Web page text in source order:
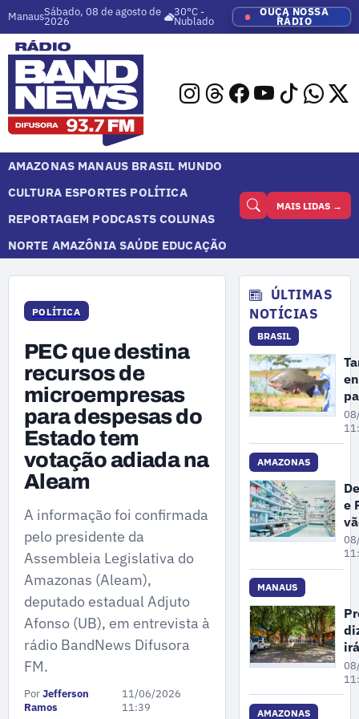
ManausSábado, 08 de agosto de
2026
30°C -
Nublado
OUÇA NOSSA
RÁDIO
AMAZONAS MANAUS BRASIL MUNDO
CULTURA ESPORTES POLÍTICA
REPORTAGEM PODCASTS COLUNAS
NORTE AMAZÔNIA SAÚDE EDUCAÇÃO
MAIS LIDAS →
POLÍTICA
PEC que destina
recursos de
microempresas
para despesas do
Estado tem
votação adiada na
Aleam
A informação foi confirmada
pelo presidente da
Assembleia Legislativa do
Amazonas (Aleam),
deputado estadual Adjuto
Afonso (UB), em entrevista à
rádio BandNews Difusora
FM.
PorJefferson
Ramos
11/06/2026
11:39
ÚLTIMAS
NOTÍCIAS
BRASIL
de
do
AMAZONAS
e
e
MANAUS
irá
AMAZONAS